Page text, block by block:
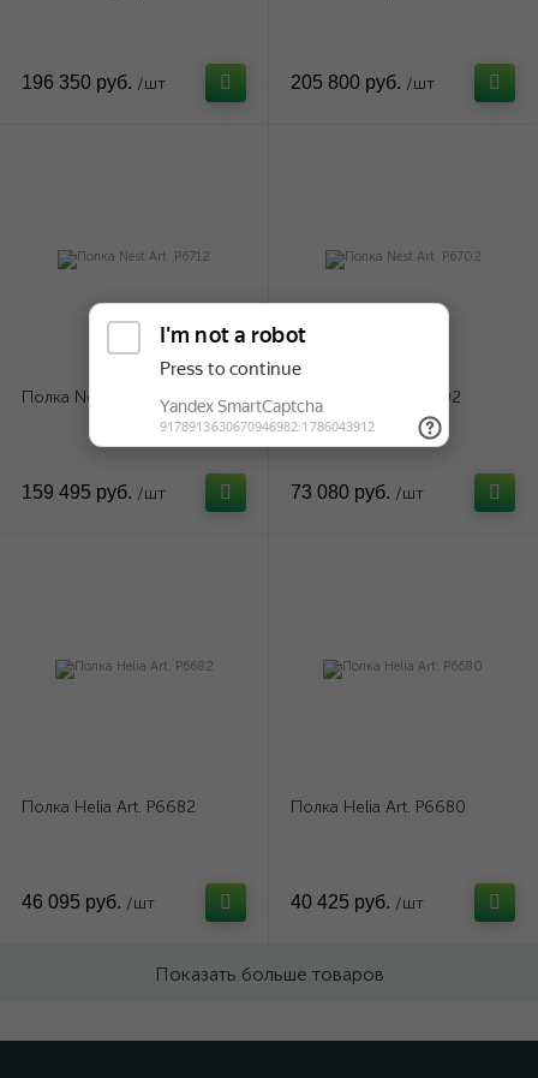
196 350 руб. /шт 205 800 руб. /шт
Полка Nest Art. P6712
159 495 руб. /шт
Полка Nest Art. P6702
73 080 руб. /шт
Полка Helia Art. P6682
46 095 руб. /шт
Полка Helia Art. P6680
40 425 руб. /шт
Показать больше товаров